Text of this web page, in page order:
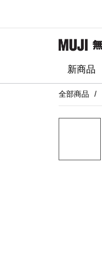
新商品
全部商品